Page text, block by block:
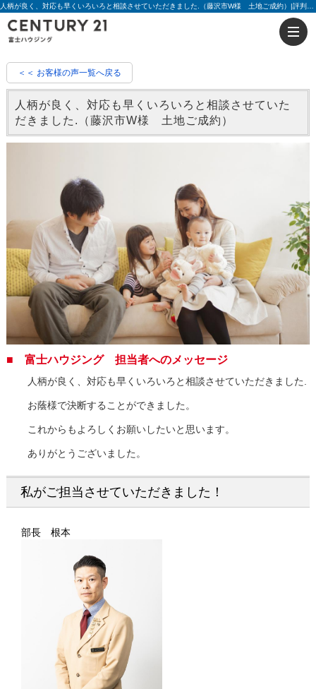
＜＜ お客様の声一覧へ戻る
人柄が良く、対応も早くいろいろと相談させていた
だきました.（藤沢市W様 土地ご成約）
■ 富士ハウジング 担当者へのメッセージ
人柄が良く、対応も早くいろいろと相談させていただきました.
お蔭様で決断することができました。
これからもよろしくお願いしたいと思います。
ありがとうございました。
私がご担当させていただきました！
部長 根本